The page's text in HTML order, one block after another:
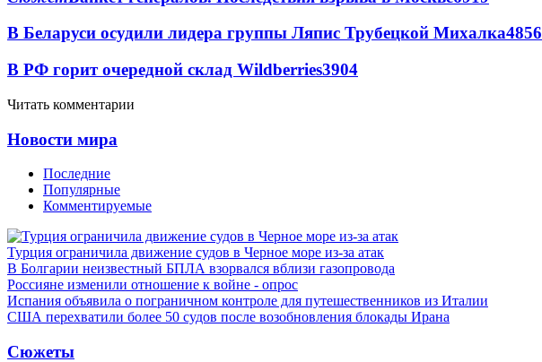
В Беларуси осудили лидера группы Ляпис Трубецкой Михалка4856
В РФ горит очередной склад Wildberries3904
Читать комментарии
Новости мира
Последние
Популярные
Комментируемые
Турция ограничила движение судов в Черное море из-за атак
В Болгарии неизвестный БПЛА взорвался вблизи газопровода
Россияне изменили отношение к войне - опрос
Испания объявила о пограничном контроле для путешественников из Италии
США перехватили более 50 судов после возобновления блокады Ирана
Сюжеты